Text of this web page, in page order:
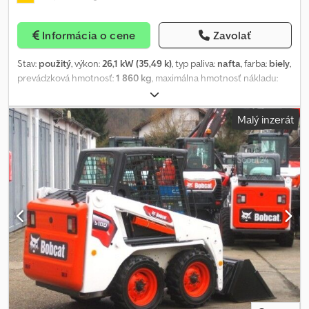
Informácia o cene Zavolať
Stav: použitý, výkon:26,1 kW (35,49 k), typ paliva: nafta, farba: biely,
prevádzková hmotnosť:1 860 kg, maximálna hmotnosť nákladu:
454 kg/m
veľkosť pneumatiky:27 x 8.50 - 15, stav pneumatík:98 percento,
konfigurácia náprav: 2 nápravy, Rok výroby:2015 , prevádzkové
hodiny: 734 h, Výbava:hydraulika, kabína, palubný počítač,
ďalšie svetlomety, štandardná lopata, Kompaktlader BOBCAT,
Typ: S 100, Ersteinsatz: 2016, Einsatzgewicht: ca. 1.860 kg, 4-
Zylinder KUBOTA-Dieselmotor (Typ: V1505 – ca. 35,50 PS / 26,10 kW
bei 3.000 U/min), SCHAUFEL (Breite: ca. 1.340 mm) –
SCHNELLWECHSELSYSTEM, ZUSATZHYDRAULIK, Nutzlast: 454 kg,
Kipplast: 915 kg, Überladehöhe: 2.633 mm, ROPS/FOPS-
Sicherheitsstruktur, Beleuchtung, ARBEITSSCHEINWERFER
(vorne), Komfortsitz, Verzurr- und Transportösen, Bereifung: BKT
GELÄNDEBEREIFUNG (27 x 8,50 - 15) – rundum ca. 98 %.
Transportmaße: Länge ca. 2.800 mm (ohne Schaufel ca. 2.260
mm), Breite ca. 1.340 mm, Höhe ca. 1.960 mm. FINANZIERUNG IN
Malý inzerát